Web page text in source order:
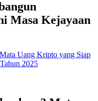
Masa Kejayaan